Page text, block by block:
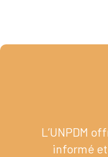
L’UNPDM
informé